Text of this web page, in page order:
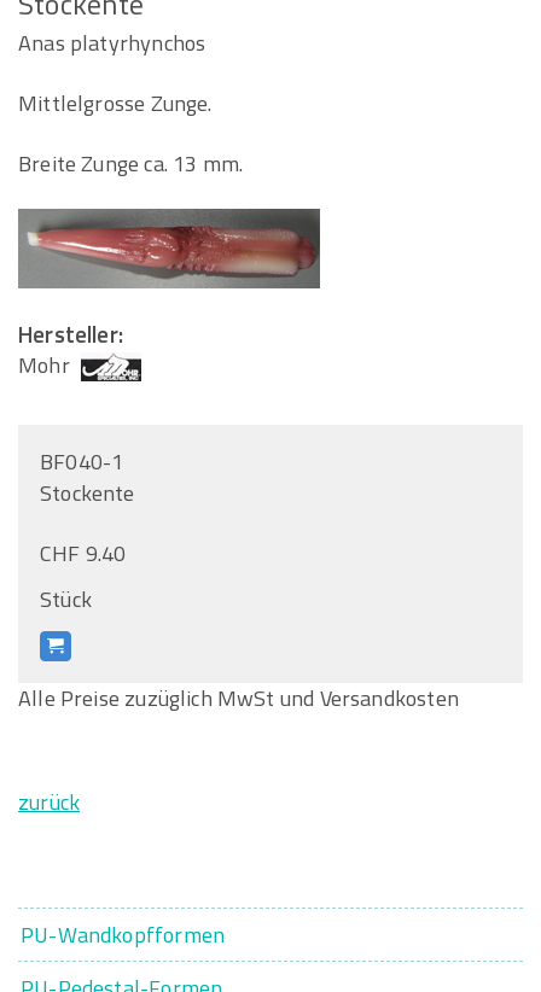
Anas platyrhynchos
Mittlelgrosse Zunge.
Breite Zunge ca. 13 mm.
Hersteller:
Mohr
BF040-1
Stockente
CHF 9.40
Stück
Alle Preise zuzüglich MwSt und Versandkosten
zurück
PU-Wandkopfformen